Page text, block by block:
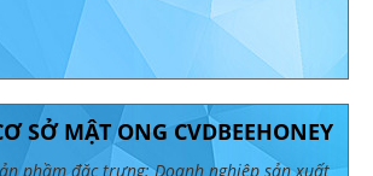
SỞ MẬT ONG CVDBEEHONEY
phầm đặc trưng: Doanh nghiệp sản xuất